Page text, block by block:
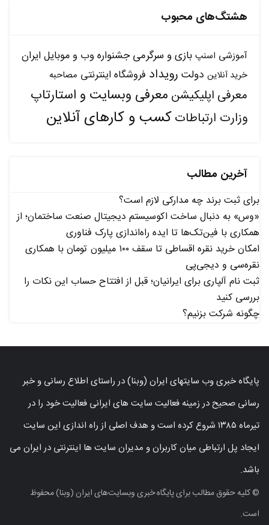
هشتگ‌های محبوب
آموزشی اسنپ بازی و سرگرمی جشنواره وب و موبایل ایران
خرید آنلاین دولت رویداد فروشگاه اینترنتی مصاحبه
معرفی اپلیکیشن معرفی وبسایت و استارتاپ
وزارت ارتباطاتکسب و کارهای آنلاین
آخرین مطالب
برای ثبت برند چه مدارکی لازم است؟
«وس» به دنبال ساخت اکوسیستم دیجیتال صنعت ساختمان؛ از
همکاری با فین‌تک‌ها تا ایده راه‌اندازی پارک فناوری
امکان خرید نقره اقساطی تا سقف ۱۰۰ میلیون تومان با همکاری
نقره‌سی و دیجی‌پی
ثبت نام آلپاری برای ایرانیان؛ قبل از افتتاح حساب این نکات را
بررسی کنید
چگونه شرکت بزنیم؟
پایگاه خبری وب سایتهای ایران (وبنا) در راستای اطلاع رسانی و خبر
رسانی صحیح در زمینه فعالیت سایت های ایرانی فعالیت خود را در
تیرماه ۱۳۸۵ شروع کرده است و هدف اصلی از راه اندازی این سایت
ایجاد پل ارتباطی میان کاربران و مدیران سایت ها اینترنتی در ایران می
باشد.
© کلیه حقوق مطالب برای پایگاه خبری وبسایت‌های ایران (وبنا) محفوظ
است.